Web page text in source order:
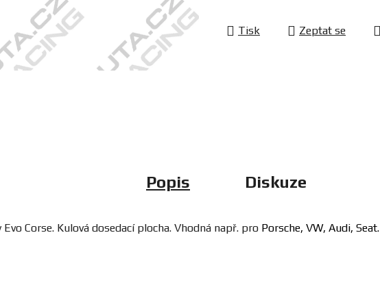
Tisk Zeptat se
Popis Diskuze
Corse. Kulová dosedací plocha. Vhodná např. pro Porsche, VW, Audi, Seat.